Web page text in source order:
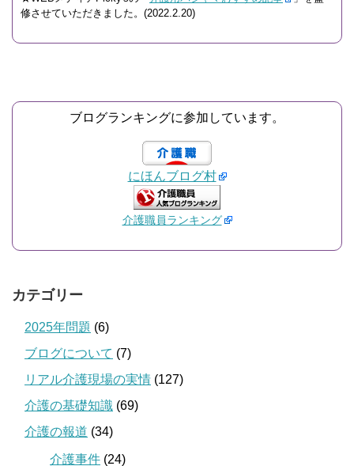
修させていただきました。(2022.2.20)
ブログランキングに参加しています。
にほんブログ村
介護職員ランキング
カテゴリー
2025年問題 (6)
ブログについて (7)
リアル介護現場の実情 (127)
介護の基礎知識 (69)
介護の報道 (34)
介護事件 (24)